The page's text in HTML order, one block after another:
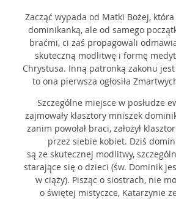
Zacząć wypada od Matki Bożej,
dominikanką, ale od samego
braćmi, ci zaś propagowali
skuteczną modlitwę i formę
Chrystusa. Inną patronką zakonu
to ona pierwsza ogłosiła
Szczególne miejsce w posłudze
zajmowały klasztory mniszek
zanim powołał braci, założył
przez siebie kobiet. Dziś
są ze skutecznej modlitwy,
starające się o dzieci (św. Dominik
w ciąży). Pisząc o siostrach, nie
o świętej mistyczce, Katarzynie